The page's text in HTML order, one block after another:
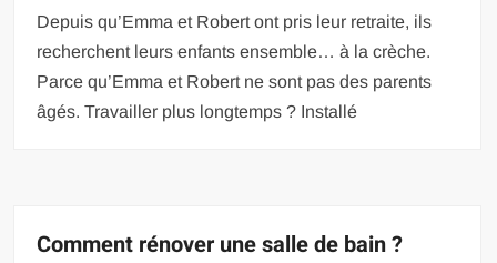
Depuis qu’Emma et Robert ont pris leur retraite, ils
recherchent leurs enfants ensemble… à la crèche.
Parce qu’Emma et Robert ne sont pas des parents
âgés. Travailler plus longtemps ? Installé
Comment rénover une salle de bain ?